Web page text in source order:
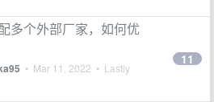
多个外部厂家，如何优
• Mar 11, 2022 • Lastly
11